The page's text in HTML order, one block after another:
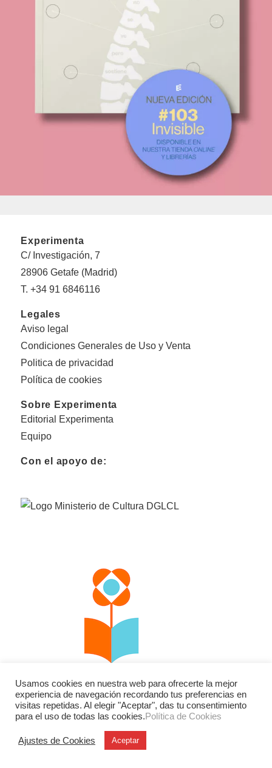
Experimenta
C/ Investigación, 7
28906 Getafe (Madrid)
T. +34 91 6846116
Legales
Aviso legal
Condiciones Generales de Uso y Venta
Politica de privacidad
Política de cookies
Sobre Experimenta
Editorial Experimenta
Equipo
Con el apoyo de:
Twitter
LinkedIn
Usamos cookies en nuestra web para ofrecerte la mejor
experiencia de navegación recordando tus preferencias en
visitas repetidas. Al elegir "Aceptar", das tu consentimiento
para el uso de todas las cookies.Política de Cookies
Ajustes de Cookies Aceptar